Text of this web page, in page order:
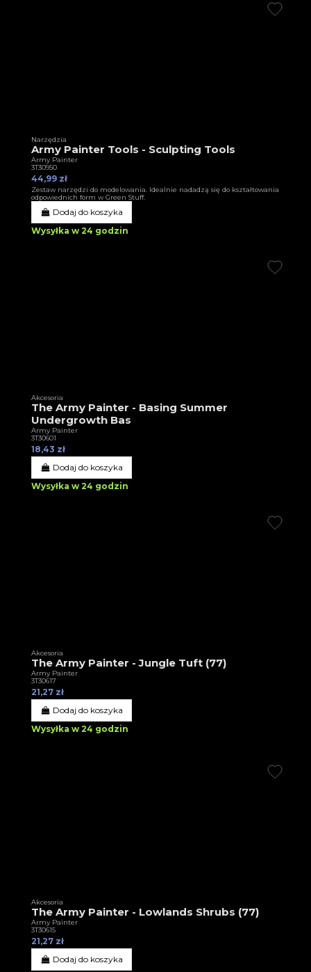
Narzędzia
Army Painter Tools - Sculpting Tools
Army Painter
3T30950
44,99 zł
Zestaw narzędzi do modelowania. Idealnie nadadzą się do kształtowania
odpowiednich form w Green Stuff.
Dodaj do koszyka
Wysyłka w 24 godzin
Akcesoria
The Army Painter - Basing Summer
Undergrowth Bas
Army Painter
3T30601
18,43 zł
Dodaj do koszyka
Wysyłka w 24 godzin
Akcesoria
The Army Painter - Jungle Tuft (77)
Army Painter
3T30617
21,27 zł
Dodaj do koszyka
Wysyłka w 24 godzin
Akcesoria
The Army Painter - Lowlands Shrubs (77)
Army Painter
3T30615
21,27 zł
Dodaj do koszyka